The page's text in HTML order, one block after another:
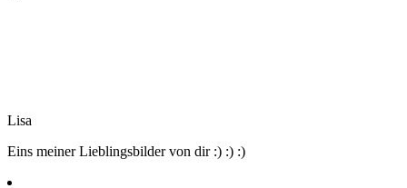
Lisa
Eins meiner Lieblingsbilder von dir :) :) :)